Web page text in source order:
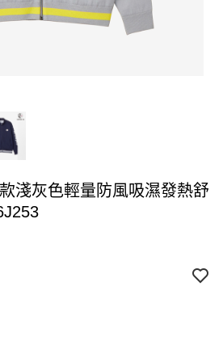
淺灰色輕量防風吸濕發熱舒